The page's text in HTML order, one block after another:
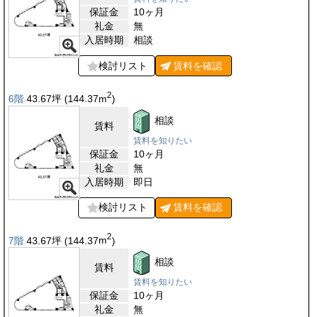
保証金
10ヶ月
礼金
無
入居時期
相談
検討リスト 賃料を確認
6階 43.67坪 (144.37m2)
賃料 相談
賃料を知りたい
保証金
10ヶ月
礼金
無
入居時期
即日
検討リスト 賃料を確認
7階 43.67坪 (144.37m2)
賃料 相談
賃料を知りたい
保証金
10ヶ月
礼金
無